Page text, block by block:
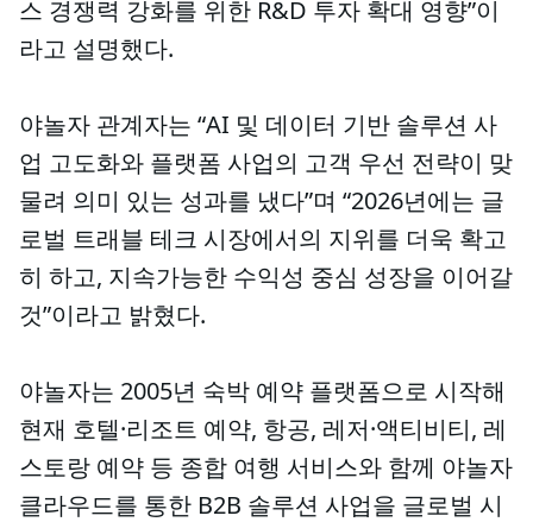
스 경쟁력 강화를 위한 R&D 투자 확대 영향”이
라고 설명했다.
야놀자 관계자는 “AI 및 데이터 기반 솔루션 사
업 고도화와 플랫폼 사업의 고객 우선 전략이 맞
물려 의미 있는 성과를 냈다”며 “2026년에는 글
로벌 트래블 테크 시장에서의 지위를 더욱 확고
히 하고, 지속가능한 수익성 중심 성장을 이어갈
것”이라고 밝혔다.
야놀자는 2005년 숙박 예약 플랫폼으로 시작해
현재 호텔·리조트 예약, 항공, 레저·액티비티, 레
스토랑 예약 등 종합 여행 서비스와 함께 야놀자
클라우드를 통한 B2B 솔루션 사업을 글로벌 시